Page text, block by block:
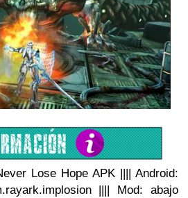
Lose Hope APK |||| Android:
|||| Mod: abajo